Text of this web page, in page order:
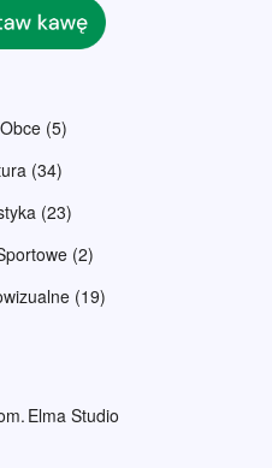
(5)
(34)
(23)
(2)
(19)
Elma Studio